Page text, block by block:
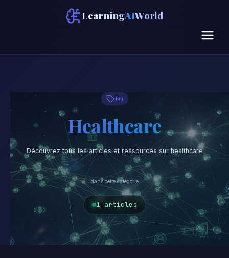
LearningAIWorld
Tag
Healthcare
Découvrez tous les articles et ressources sur healthcare
dans cette catégorie
1 articles